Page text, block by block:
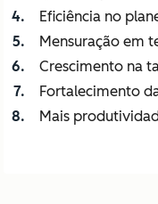
Eficiência no
Mensuração em
Crescimento na
Fortalecimento
Mais